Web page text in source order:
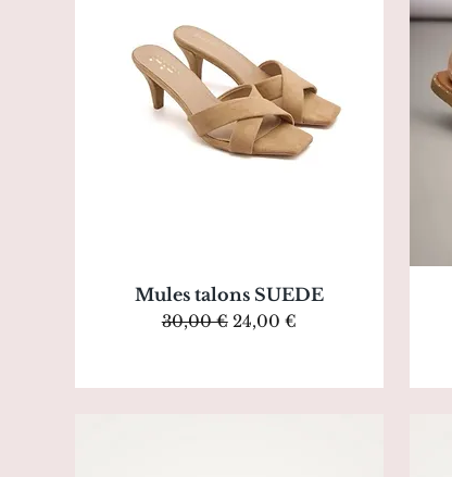
Aperçu rapide
Mules talons SUEDE
Prix original
30,00 € Prix promotionnel
24,00 €